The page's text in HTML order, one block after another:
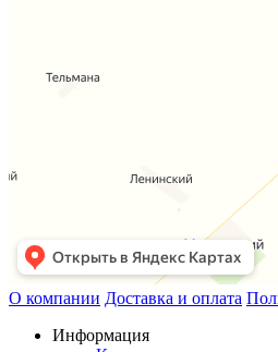
О компании Доставка и оплата
Информация